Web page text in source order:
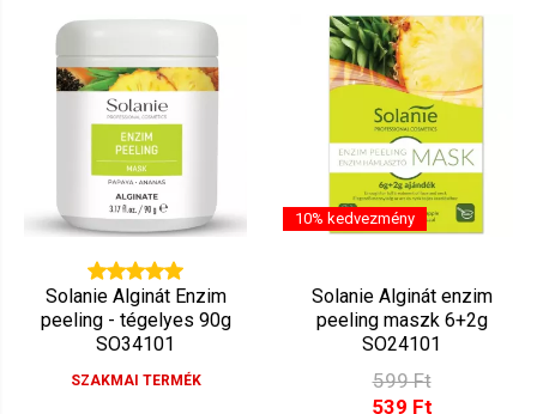
Solanie Alginát Enzim
peeling - tégelyes 90g
SO34101
SZAKMAI TERMÉK
10% kedvezmény
Solanie Alginát enzim
peeling maszk 6+2g
SO24101
599 Ft
539 Ft